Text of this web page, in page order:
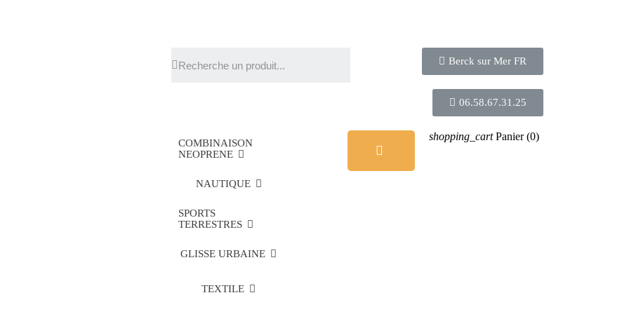
Berck sur Mer FR
06.58.67.31.25
COMBINAISON
NEOPRENE
NAUTIQUE
SPORTS
TERRESTRES
GLISSE URBAINE
TEXTILE
shopping_cart Panier (0)